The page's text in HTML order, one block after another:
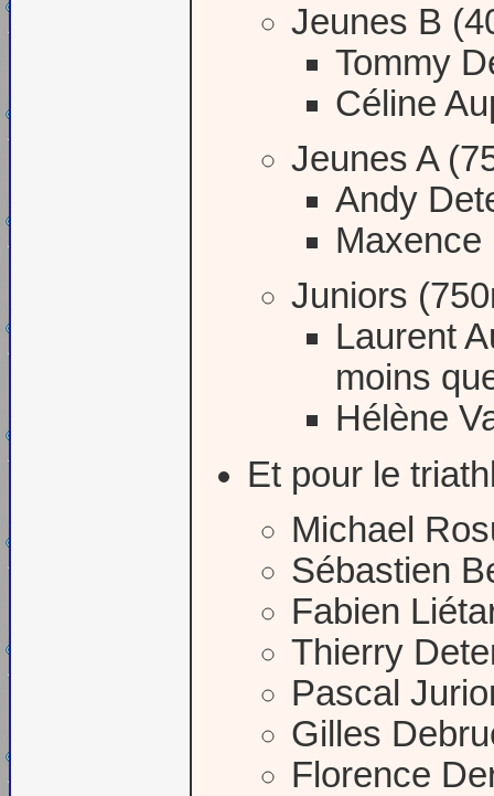
Jeunes B
Tommy
Céline
Jeunes A
Andy
Maxence
Juniors
Laurent
moins
Hélène
Et pour le
Michael
Sébastien
Fabien
Thierry
Pascal
Gilles
Florence